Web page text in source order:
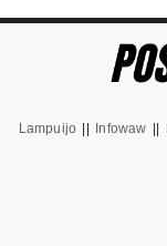
Lampuijo
Infowaw